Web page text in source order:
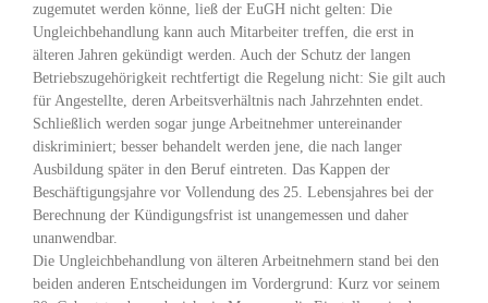
zugemutet werden könne, ließ der EuGH nicht gelten: Die
Ungleichbehandlung kann auch Mitarbeiter treffen, die erst in
älteren Jahren gekündigt werden. Auch der Schutz der langen
Betriebszugehörigkeit rechtfertigt die Regelung nicht: Sie gilt auch
für Angestellte, deren Arbeitsverhältnis nach Jahrzehnten endet.
Schließlich werden sogar junge Arbeitnehmer untereinander
diskriminiert; besser behandelt werden jene, die nach langer
Ausbildung später in den Beruf eintreten. Das Kappen der
Beschäftigungsjahre vor Vollendung des 25. Lebensjahres bei der
Berechnung der Kündigungsfrist ist unangemessen und daher
unanwendbar.
Die Ungleichbehandlung von älteren Arbeitnehmern stand bei den
beiden anderen Entscheidungen im Vordergrund: Kurz vor seinem